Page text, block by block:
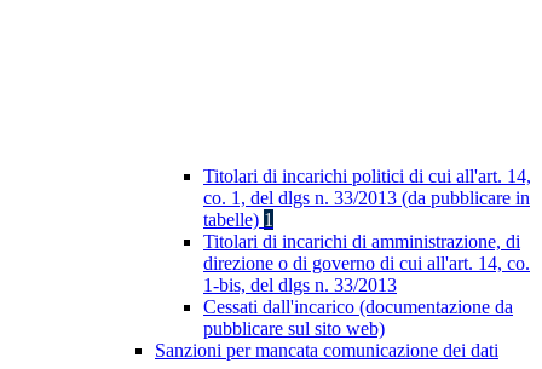
Titolari di incarichi politici di cui all'art. 14,
co. 1, del dlgs n. 33/2013 (da pubblicare in
tabelle) 1
Titolari di incarichi di amministrazione, di
direzione o di governo di cui all'art. 14, co.
1-bis, del dlgs n. 33/2013
Cessati dall'incarico (documentazione da
pubblicare sul sito web)
Sanzioni per mancata comunicazione dei dati